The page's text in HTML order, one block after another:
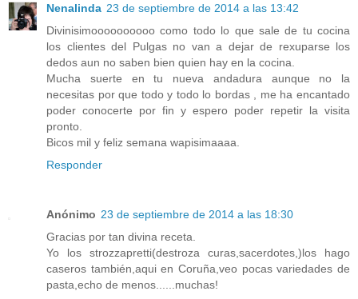
Nenalinda 23 de septiembre de 2014 a las 13:42
Divinisimoooooooooo como todo lo que sale de tu cocina
los clientes del Pulgas no van a dejar de rexuparse los
dedos aun no saben bien quien hay en la cocina.
Mucha suerte en tu nueva andadura aunque no la
necesitas por que todo y todo lo bordas , me ha encantado
poder conocerte por fin y espero poder repetir la visita
pronto.
Bicos mil y feliz semana wapisimaaaa.
Responder
Anónimo 23 de septiembre de 2014 a las 18:30
Gracias por tan divina receta.
Yo los strozzapretti(destroza curas,sacerdotes,)los hago
caseros también,aqui en Coruña,veo pocas variedades de
pasta,echo de menos......muchas!